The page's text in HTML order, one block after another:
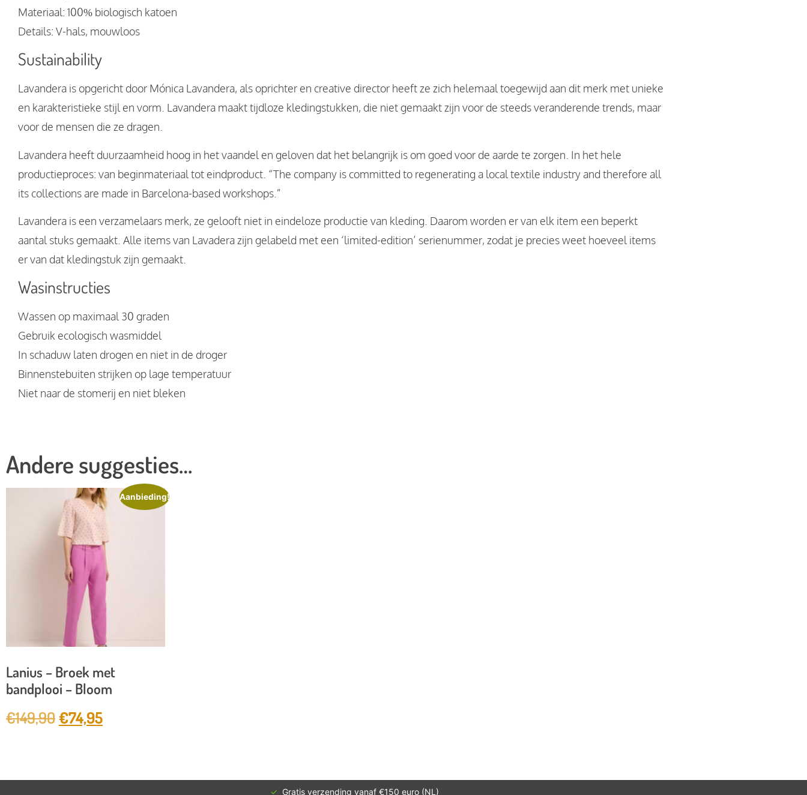
Materiaal: 100% biologisch katoen
Details: V-hals, mouwloos
Sustainability
Lavandera is opgericht door Mónica Lavandera, als oprichter en creative director heeft ze zich helemaal toegewijd aan dit merk met unieke
en karakteristieke stijl en vorm. Lavandera maakt tijdloze kledingstukken, die niet gemaakt zijn voor de steeds veranderende trends, maar
voor de mensen die ze dragen.
Lavandera heeft duurzaamheid hoog in het vaandel en geloven dat het belangrijk is om goed voor de aarde te zorgen. In het hele
productieproces: van beginmateriaal tot eindproduct. “The company is committed to regenerating a local textile industry and therefore all
its collections are made in Barcelona-based workshops.”
Lavandera is een verzamelaars merk, ze gelooft niet in eindeloze productie van kleding. Daarom worden er van elk item een beperkt
aantal stuks gemaakt. Alle items van Lavadera zijn gelabeld met een ‘limited-edition’ serienummer, zodat je precies weet hoeveel items
er van dat kledingstuk zijn gemaakt.
Wasinstructies
Wassen op maximaal 30 graden
Gebruik ecologisch wasmiddel
In schaduw laten drogen en niet in de droger
Binnenstebuiten strijken op lage temperatuur
Niet naar de stomerij en niet bleken
Andere suggesties…
Aanbieding!
Lanius – Broek met
bandplooi – Bloom
€149,90€74,95